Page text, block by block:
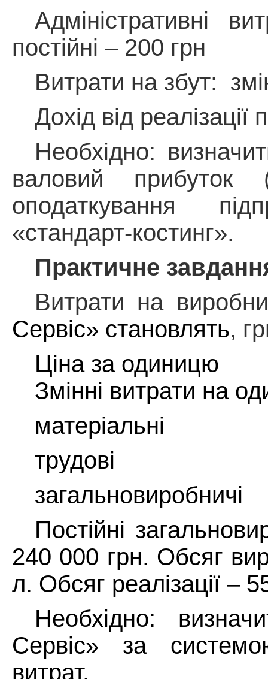
Адміністративні
постійні – 200 грн
Витрати на збут:
Дохід від
Необхідно:
валовий прибуток
оподаткування
«стандарт-костинг».
Практичне
Витрати на
Сервіс» становлять,
Ціна за одиницю
Змінні витрати на
матеріальні
трудові
загальновиробничі
Постійні
240 000 грн. Обсяг
л. Обсяг реалізації –
Необхідно:
Сервіс» за
витрат.